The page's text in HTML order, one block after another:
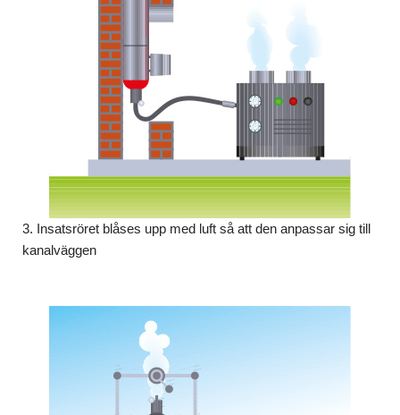
3. Insatsröret blåses upp med luft så att den anpassar sig till
kanalväggen